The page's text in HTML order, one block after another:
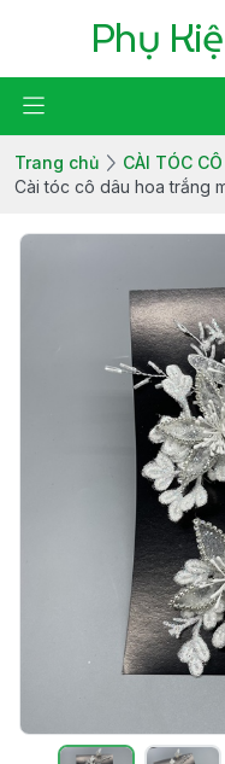
Phụ
Trang chủ
CÀI TÓC
Cài tóc cô dâu hoa trắng